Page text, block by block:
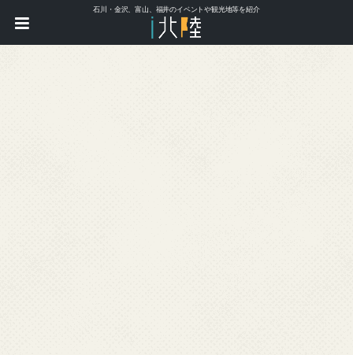
石川・金沢、富山、福井のイベントや観光地等を紹介